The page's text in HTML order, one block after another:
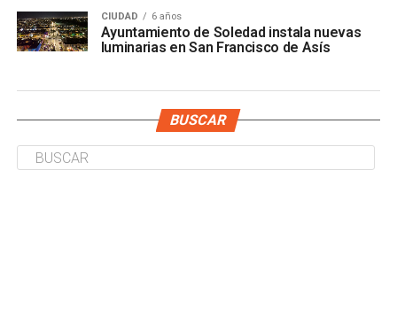
CIUDAD 6 años
Ayuntamiento de Soledad instala nuevas
luminarias en San Francisco de Asís
BUSCAR